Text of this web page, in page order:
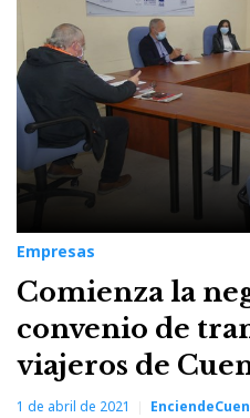
Empresas
Comienza la
convenio de
viajeros de
1 de abril de 2021